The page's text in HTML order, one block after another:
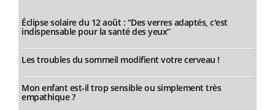
Éclipse solaire du 12 août : “Des verres adaptés, c'est
indispensable pour la santé des yeux”
Les troubles du sommeil modifient votre cerveau !
Mon enfant est-il trop sensible ou simplement très
empathique ?